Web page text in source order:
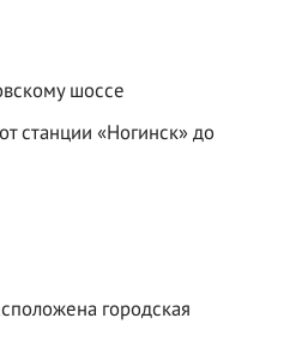
шоссе
станции «Ногинск» до
городская